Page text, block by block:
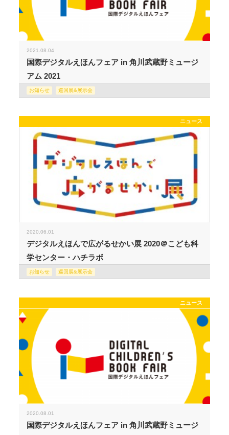
2021.08.04
国際デジタルえほんフェア in 角川武蔵野ミュージ
アム 2021
お知らせ 巡回展&展示会
ニュース
2020.06.01
デジタルえほんで広がるせかい展 2020＠こども科
学センター・ハチラボ
お知らせ 巡回展&展示会
ニュース
2020.08.01
国際デジタルえほんフェア in 角川武蔵野ミュージ